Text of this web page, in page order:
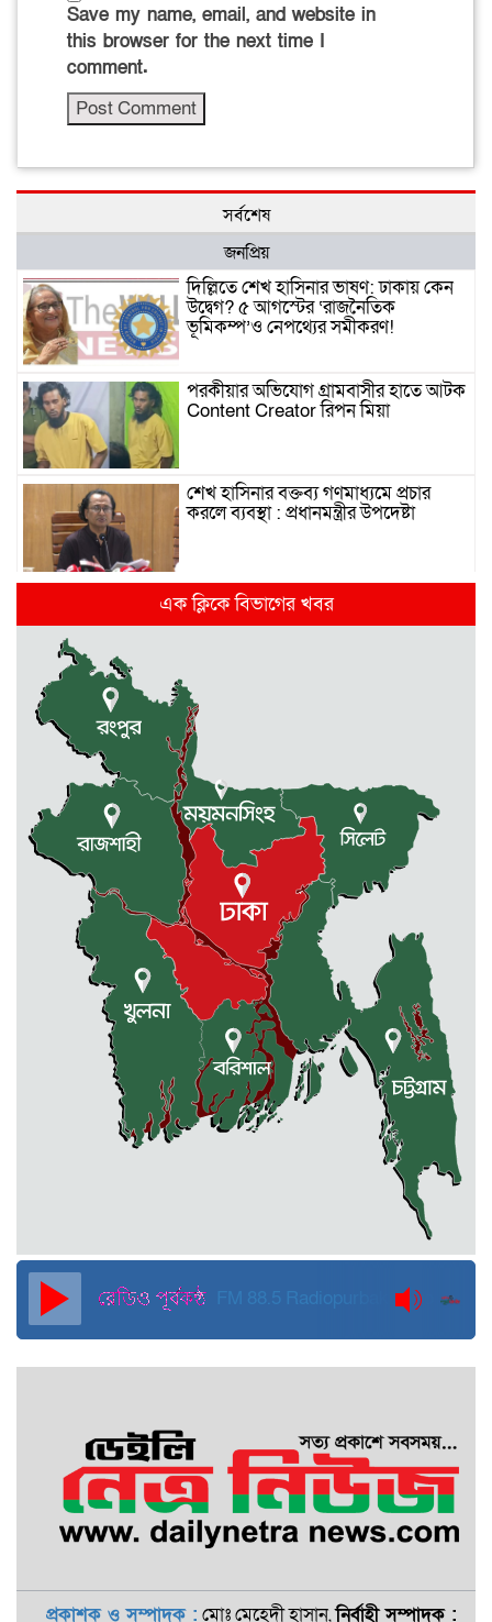
Save my name, email, and website in
this browser for the next time I
comment.
সর্বশেষ
জনপ্রিয়
দিল্লিতে শেখ হাসিনার ভাষণ: ঢাকায় কেন
উদ্বেগ? ৫ আগস্টের ‘রাজনৈতিক
ভূমিকম্প’ও নেপথ্যের সমীকরণ!
পরকীয়ার অভিযোগ গ্রামবাসীর হাতে আটক
Content Creator রিপন মিয়া
শেখ হাসিনার বক্তব্য গণমাধ্যমে প্রচার
করলে ব্যবস্থা : প্রধানমন্ত্রীর উপদেষ্টা
দিল্লিতে হাসিনার গণমাধ্যমে ভাষণ নিয়ে যা
বলছে ভারত
রাজধানীর তিন ক্যাম্পাসে ছাত্রদল-
ছাত্রশিবির দফায় দফায় সংঘর্ষ
সরকারের ফ্যামিলি কার্ড কার্যক্রম
বাস্তবায়নে ব্যয় ২০০০ কোটি টাকা
মোহনগঞ্জে কর্মস্থলেই অসুস্থ- রক্তবমির পর
প্রাণ গেল স্বাস্থ্য কর্মকর্তার
কুড়িগ্রামে বন্যাদুর্গতদের জন্য বরাদ্দকৃত
৩০ মেট্রিক টন চাল,একমুঠোও জোটেনি
ক্ষতিগ্রস্ত মানুষের ভাগ্যে
জুলাই ব্যবসা ও হাদি ব্যবসা চালু রাখতে
হবে: মাহমুদা মিতু
দুবাইয়ে কারাগার থেকে মুক্তি পেয়েছেন
পুলিশের সাবেক মহাপরিদর্শক বেনজীর
আহমেদ
এক ক্লিকে বিভাগের খবর
FM 88.5 Radiopurbakantho
প্রকাশক ও সম্পাদক : মোঃ মেহেদী হাসান,নির্বাহী সম্পাদক :